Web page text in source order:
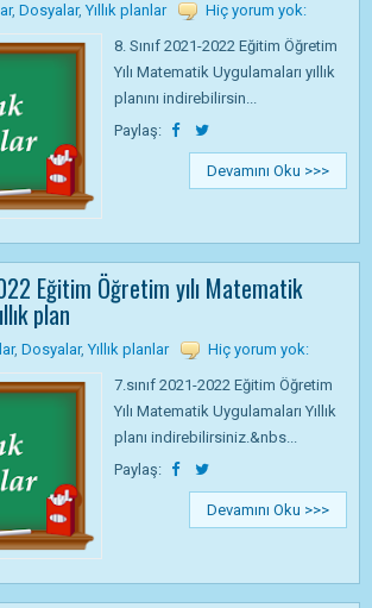
, Dosyalar,Yıllık planlar
Hiç yorum yok:
8. Sınıf 2021-2022 Eğitim Öğretim
Yılı Matematik Uygulamaları yıllık
planını indirebilirsin...
Paylaş:
Devamını Oku >>>
Eğitim Öğretim yılı Matematik
plan
, Dosyalar,Yıllık planlar
Hiç yorum yok:
7.sınıf 2021-2022 Eğitim Öğretim
Yılı Matematik Uygulamaları Yıllık
planı indirebilirsiniz.&nbs...
Paylaş:
Devamını Oku >>>